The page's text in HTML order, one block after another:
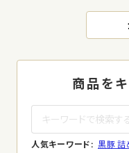
商品を
人気キーワード: 黒豚 詰